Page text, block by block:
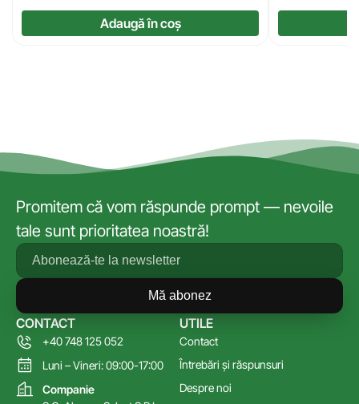
Adaugă în coș
Promitem că vom răspunde prompt — nevoile
tale sunt prioritatea noastră!
Mă abonez
UTILE
Contact
Întrebări și răspunsuri
Despre noi
CONTACT
+40 748 125 052
Luni – Vineri: 09:00-17:00
Companie